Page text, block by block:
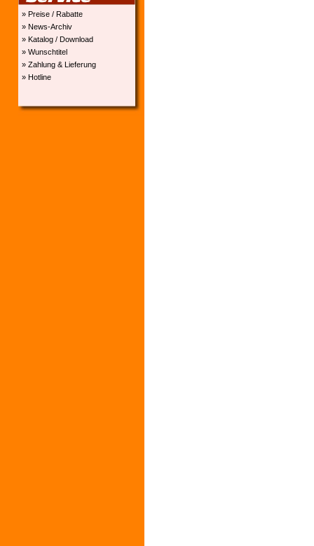
» Preise / Rabatte
» News-Archiv
» Katalog / Download
» Wunschtitel
» Zahlung & Lieferung
» Hotline